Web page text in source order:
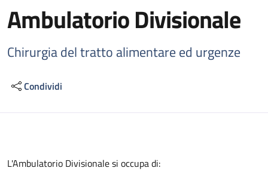
Ambulatorio Divisionale
Chirurgia del tratto alimentare ed urgenze
Condividi
L'Ambulatorio Divisionale si occupa di: